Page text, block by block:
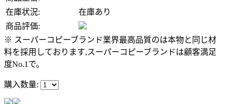
在庫状況:
在庫あり
商品評価:
※ スーパーコピーブランド業界最高品質のは本物と同じ材
料を採用しております,スーパーコピーブランドは顧客満足
度No.1で。
購入数量: